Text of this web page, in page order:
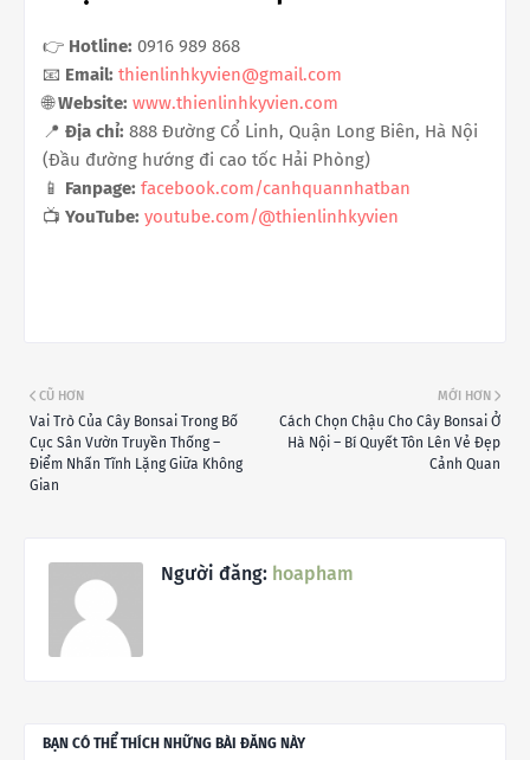
👉 Hotline: 0916 989 868
📧 Email: thienlinhkyvien@gmail.com
🌐Website: www.thienlinhkyvien.com
📍 Địa chỉ: 888 Đường Cổ Linh, Quận Long Biên, Hà Nội
(Đầu đường hướng đi cao tốc Hải Phòng)
📱 Fanpage: facebook.com/canhquannhatban
📺 YouTube: youtube.com/@thienlinhkyvien
MỚI HƠN
Cách Chọn Chậu Cho Cây Bonsai Ở
Hà Nội – Bí Quyết Tôn Lên Vẻ Đẹp
Cảnh Quan
CŨ HƠN
Vai Trò Của Cây Bonsai Trong Bố
Cục Sân Vườn Truyền Thống –
Điểm Nhấn Tĩnh Lặng Giữa Không
Gian
Người đăng: hoapham
BẠN CÓ THỂ THÍCH NHỮNG BÀI ĐĂNG NÀY